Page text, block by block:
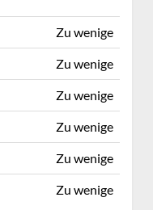
Zu wenige
Zu wenige
Zu wenige
Zu wenige
Zu wenige
Zu wenige